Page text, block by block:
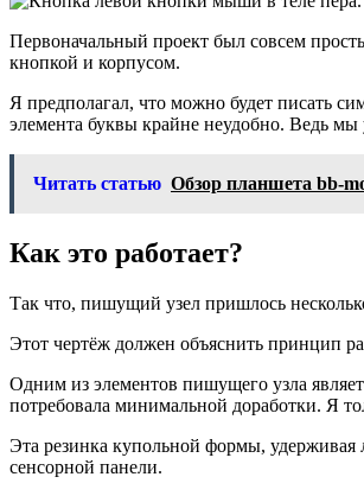
Первоначальный проект был совсем
кнопкой и корпусом.
Я предполагал, что можно будет писать
элемента буквы крайне неудобно. Ведь
Читать статью Обзор планшета bb-
Как это работает?
Так что, пишущий узел пришлось
Этот чертёж должен объяснить принцип
Одним из элементов пишущего узла
потребовала минимальной доработки. Я
Эта резинка купольной формы, удерживая
сенсорной панели.